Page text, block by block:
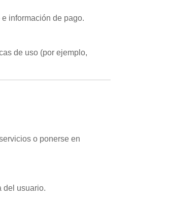
información de pago.
de uso (por ejemplo,
o ponerse en
del usuario.